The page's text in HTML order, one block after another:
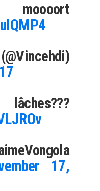
17,